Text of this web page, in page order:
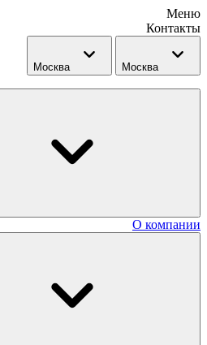
Меню
Контакты
Москва Москва
О компании